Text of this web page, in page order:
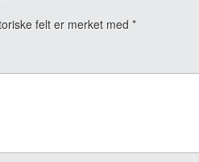
felt er merket med *